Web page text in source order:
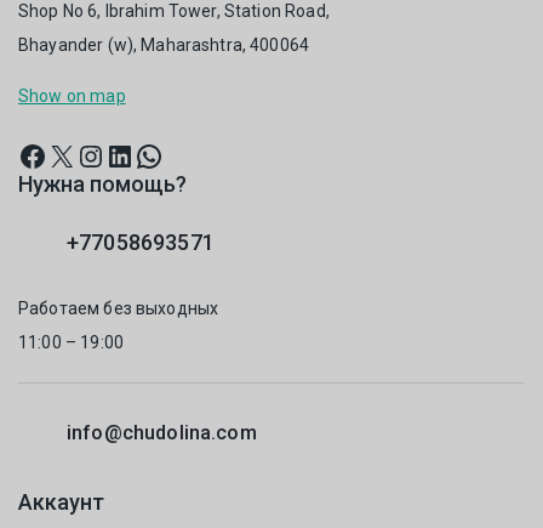
Shop No 6, Ibrahim Tower, Station Road,
Bhayander (w), Maharashtra, 400064
Show on map
Нужна помощь?
+77058693571
Работаем без выходных
11:00 – 19:00
info@chudolina.com
Аккаунт